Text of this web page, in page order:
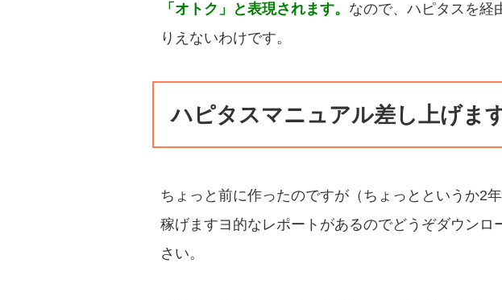
「オトク」と表現されます。 なので、ハピタスを経
りえないわけです。
ハピタスマニュアル差し上げま
ちょっと前に作ったのですが（ちょっとというか2
稼げますヨ的なレポートがあるのでどうぞダウンロ
さい。